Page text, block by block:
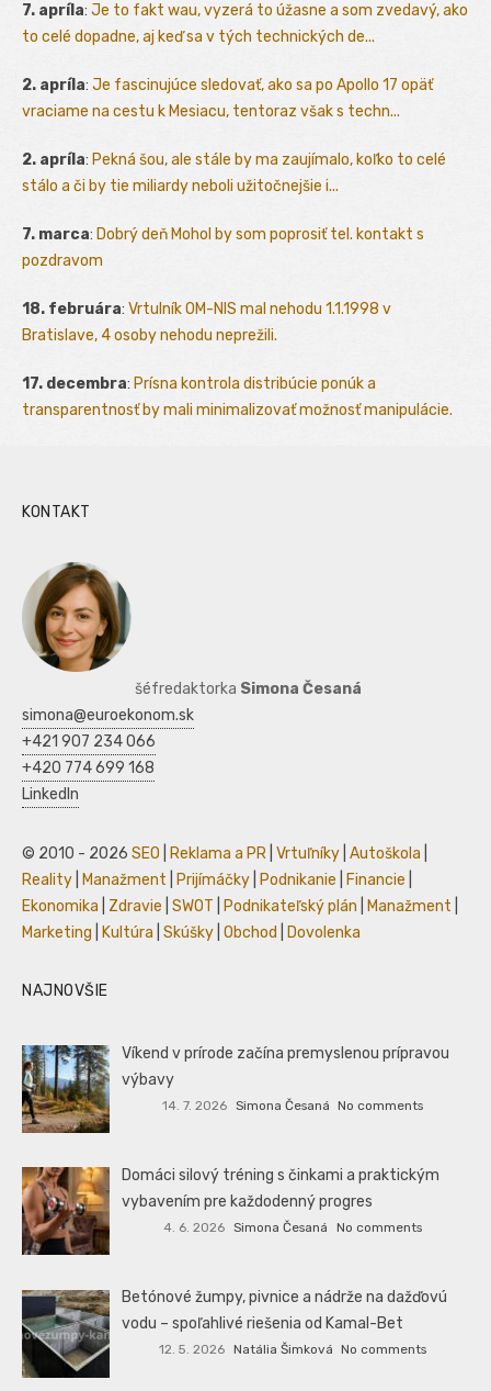
7. apríla: Je to fakt wau, vyzerá to úžasne a som zvedavý, ako
to celé dopadne, aj keď sa v tých technických de...
2. apríla: Je fascinujúce sledovať, ako sa po Apollo 17 opäť
vraciame na cestu k Mesiacu, tentoraz však s techn...
2. apríla: Pekná šou, ale stále by ma zaujímalo, koľko to celé
stálo a či by tie miliardy neboli užitočnejšie i...
7. marca: Dobrý deň Mohol by som poprosiť tel. kontakt s
pozdravom
18. februára: Vrtulník OM-NIS mal nehodu 1.1.1998 v
Bratislave, 4 osoby nehodu neprežili.
17. decembra: Prísna kontrola distribúcie ponúk a
transparentnosť by mali minimalizovať možnosť manipulácie.
KONTAKT
šéfredaktorka Simona Česaná
simona@euroekonom.sk
+421 907 234 066
+420 774 699 168
LinkedIn
© 2010 - 2026 SEO Reklama a PR Vrtuľníky Autoškola
Reality
Manažment Prijímáčky Podnikanie Financie
Ekonomika
Zdravie SWOT Podnikateľský plán Manažment
Marketing
Kultúra Skúšky Obchod Dovolenka
NAJNOVŠIE
Víkend v prírode začína premyslenou prípravou
výbavy
14. 7. 2026 Simona Česaná No comments
Domáci silový tréning s činkami a praktickým
vybavením pre každodenný progres
4. 6. 2026 Simona Česaná No comments
Betónové žumpy, pivnice a nádrže na dažďovú
vodu – spoľahlivé riešenia od Kamal-Bet
12. 5. 2026 Natália Šimková No comments